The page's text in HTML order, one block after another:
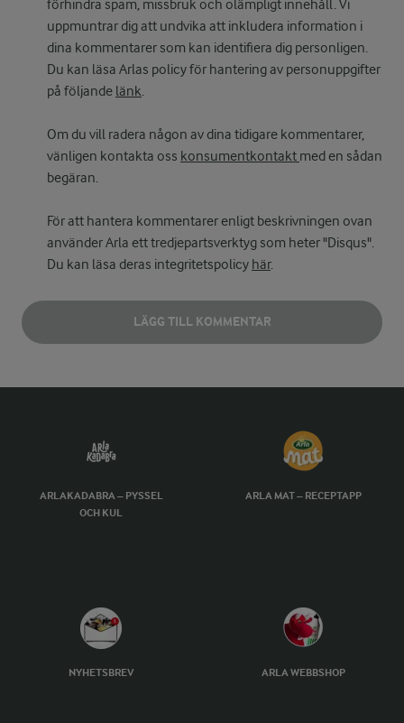
förhindra spam, missbruk och olämpligt innehåll. Vi
uppmuntrar dig att undvika att inkludera information i
dina kommentarer som kan identifiera dig personligen.
Du kan läsa Arlas policy för hantering av personuppgifter
på följande länk.
Om du vill radera någon av dina tidigare kommentarer,
vänligen kontakta oss konsumentkontakt med en sådan
begäran.
För att hantera kommentarer enligt beskrivningen ovan
använder Arla ett tredjepartsverktyg som heter "Disqus".
Du kan läsa deras integritetspolicy här.
LÄGG TILL KOMMENTAR
ARLAKADABRA – PYSSEL
OCH KUL
ARLA MAT – RECEPTAPP
NYHETSBREV ARLA WEBBSHOP